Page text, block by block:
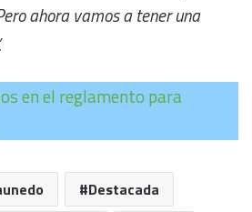
ahora vamos a tener una
en el reglamento para
Destacada